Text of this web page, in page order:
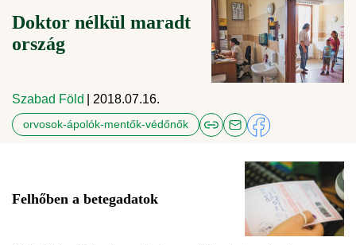
Doktor nélkül maradt
ország
Szabad Föld | 2018.07.16.
orvosok-ápolók-mentők-védőnők
Felhőben a betegadatok